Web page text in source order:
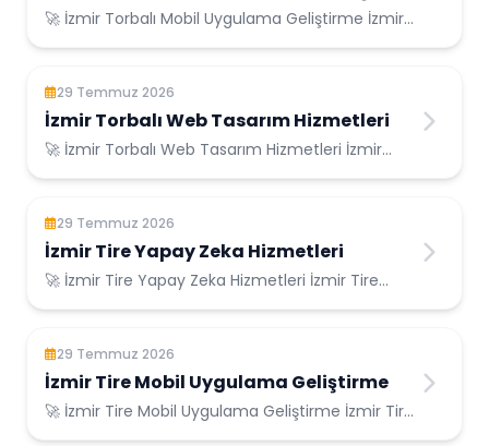
🚀 İzmir Torbalı Mobil Uygulama Geliştirme İzmir
29 Temmuz 2026
İzmir Torbalı Web Tasarım Hizmetleri
🚀 İzmir Torbalı Web Tasarım Hizmetleri İzmir
29 Temmuz 2026
İzmir Tire Yapay Zeka Hizmetleri
🚀 İzmir Tire Yapay Zeka Hizmetleri İzmir Tire
29 Temmuz 2026
İzmir Tire Mobil Uygulama Geliştirme
🚀 İzmir Tire Mobil Uygulama Geliştirme İzmir Tire